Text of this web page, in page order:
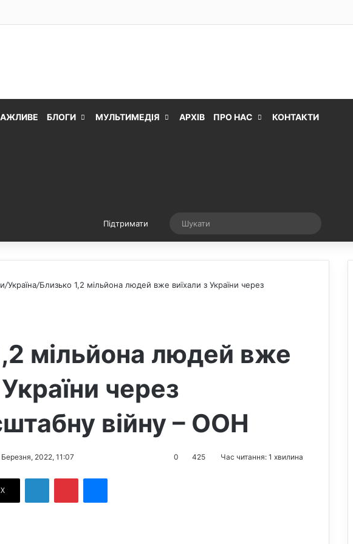
БЛОГИ МУЛЬТИМЕДІЯ АРХІВ ПРО НАС КОНТАКТИ
Підтримати Випадкова стаття
/Україна/Близько 1,2 мільйона людей вже виїхали з України через
мільйона людей вже
через
війну – ООН
Березня, 2022, 11:07 0 425 Час читання: 1 хвилина
X